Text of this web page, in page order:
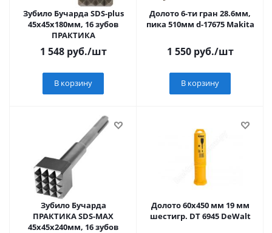
Зубило Бучарда SDS-plus
45х45х180мм, 16 зубов
ПРАКТИКА
1 548руб./шт
В корзину
Долото 6-ти гран 28.6мм,
пика 510мм d-17675 Makita
1 550руб./шт
В корзину
Зубило Бучарда
ПРАКТИКА SDS-MAX
45х45х240мм, 16 зубов
Долото 60х450 мм 19 мм
шестигр. DT 6945 DeWalt